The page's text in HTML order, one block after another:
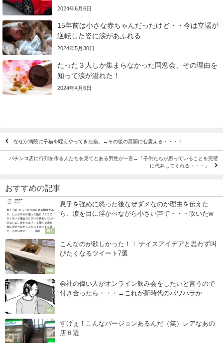
2024年6月6日
15年前は小さな赤ちゃんだったけど・・今は立場が
逆転した姿に涙があふれる
2024年5月30日
たった３人しか集まらなかった同窓会、その理由を
知って涙が溢れた！
2024年4月6日
なぜか病院に子猫を咥えやってきた猫。→その後の展開に心震える・・・！
パチンコ店に行列を作る人たちを見てとある男性が一言→「子供たちが思っていることを完璧
に代弁してくれる・・・」
おすすめの記事
癒す
息子を強めに怒った後なぜダメなのか理由を伝えた
ら、涙を目に浮かべながら小さい声で・・・吹いたw
知識
こんなのが欲しかった！！ ナイスアイデアと思わず叫
びたくなるツイート7選
怒り
会社の偉い人がオンライン飲み会をしたいと言うので
付き合ったら・・・→これが新時代のパワハラか
すげぇ！こんなバージョンあるんだ（笑）レアなあの
店８選